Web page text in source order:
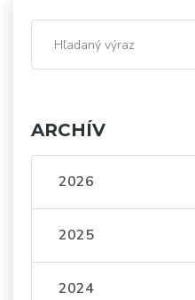
ARCHÍV
2026
2025
2024